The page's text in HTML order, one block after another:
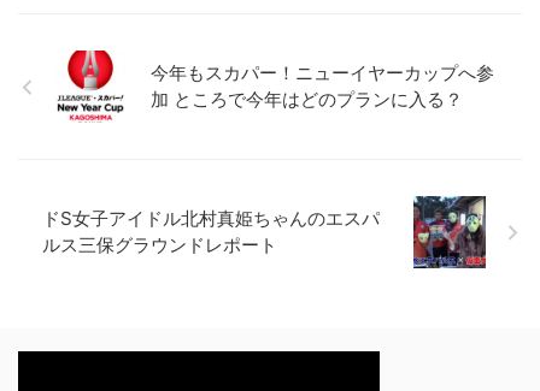
今年もスカパー！ニューイヤーカップへ参
加 ところで今年はどのプランに入る？
ドS女子アイドル北村真姫ちゃんのエスパ
ルス三保グラウンドレポート